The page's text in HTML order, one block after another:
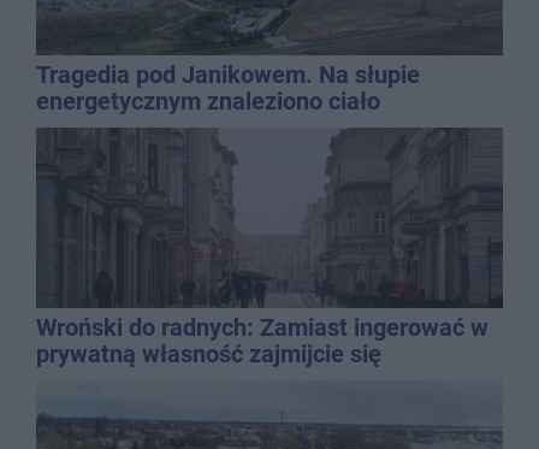
Tragedia pod Janikowem. Na słupie
energetycznym znaleziono ciało
mężczyzny
Wroński do radnych: Zamiast ingerować w
prywatną własność zajmijcie się